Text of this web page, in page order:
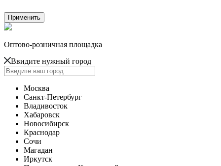
Оптово-розничная площадка
Ввидите нужный город
Москва
Санкт-Петербург
Владивосток
Хабаровск
Новосибирск
Краснодар
Сочи
Магадан
Иркутск